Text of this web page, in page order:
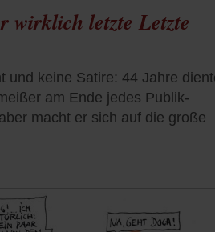
wirklich letzte Letzte
und keine Satire: 44 Jahre
am Ende jedes Publik-
macht er sich auf die große